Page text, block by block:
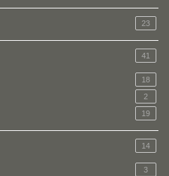
23
41
18
2
19
14
3